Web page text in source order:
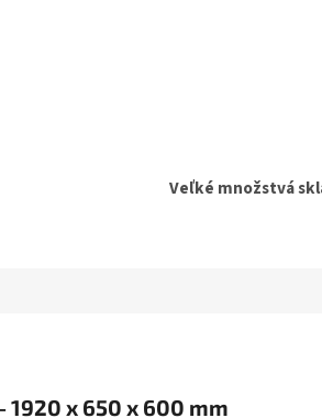
Veľké množstvá
- 1920 x 650 x 600 mm